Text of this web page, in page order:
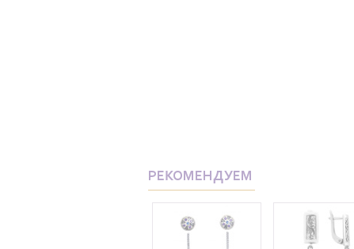
РЕКОМЕНДУЕМ